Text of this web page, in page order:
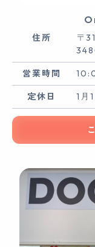
住所
〒
営業時間
定休日 1月1